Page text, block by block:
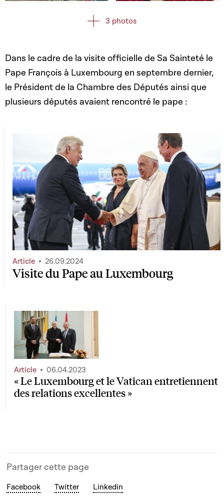
Open image in gallery Open image in gallery
3 photos
Dans le cadre de la visite officielle de Sa Sainteté le
Pape François à Luxembourg en septembre dernier,
le Président de la Chambre des Députés ainsi que
plusieurs députés avaient rencontré le pape :
Visite du Pape au Luxembourg
Article 26.09.2024
« Le Luxembourg et le Vatican entretiennent
des relations excellentes »
Article 06.04.2023
Partager cette page
Facebook Twitter Linkedin